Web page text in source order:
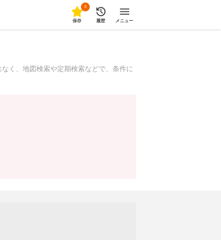
0
保存 履歴 メニュー
く、地図検索や定期検索などで、条件に